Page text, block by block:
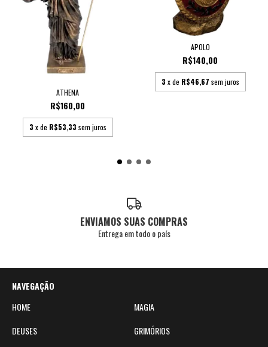
ATHENA
R$160,00
3 x de R$53,33 sem juros
APOLO
R$140,00
3 x de R$46,67 sem juros
ENVIAMOS SUAS COMPRAS
Entrega em todo o país
NAVEGAÇÃO
HOME
MAGIA
DEUSES
GRIMÓRIOS